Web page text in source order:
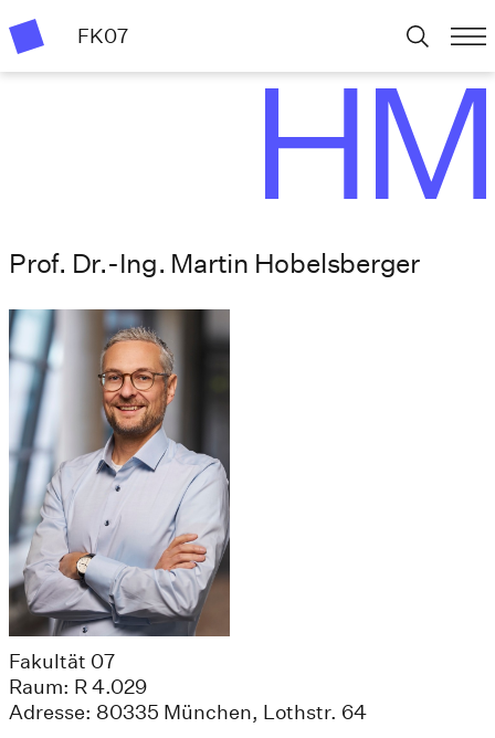
FK07
Prof. Dr.-Ing. Martin Hobelsberger
Fakultät 07
Raum: R 4.029
Adresse: 80335 München, Lothstr. 64